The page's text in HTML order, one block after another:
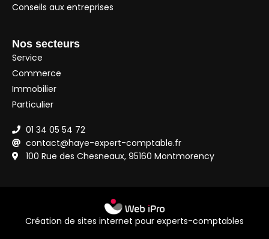
Conseils aux entreprises
Nos secteurs
Service
Commerce
Immobilier
Particulier
01 34 05 54 72
contact@haye-expert-comptable.fr
100 Rue des Chesneaux, 95160 Montmorency
Création de sites internet pour experts-comptables